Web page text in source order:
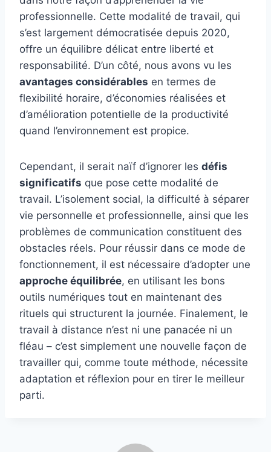
professionnelle. Cette modalité de travail, qui
s’est largement démocratisée depuis 2020,
offre un équilibre délicat entre liberté et
responsabilité. D’un côté, nous avons vu les
avantages considérables en termes de
flexibilité horaire, d’économies réalisées et
d’amélioration potentielle de la productivité
quand l’environnement est propice.
Cependant, il serait naïf d’ignorer les défis
significatifs que pose cette modalité de
travail. L’isolement social, la difficulté à séparer
vie personnelle et professionnelle, ainsi que les
problèmes de communication constituent des
obstacles réels. Pour réussir dans ce mode de
fonctionnement, il est nécessaire d’adopter une
approche équilibrée, en utilisant les bons
outils numériques tout en maintenant des
rituels qui structurent la journée. Finalement, le
travail à distance n’est ni une panacée ni un
fléau – c’est simplement une nouvelle façon de
travailler qui, comme toute méthode, nécessite
adaptation et réflexion pour en tirer le meilleur
parti.